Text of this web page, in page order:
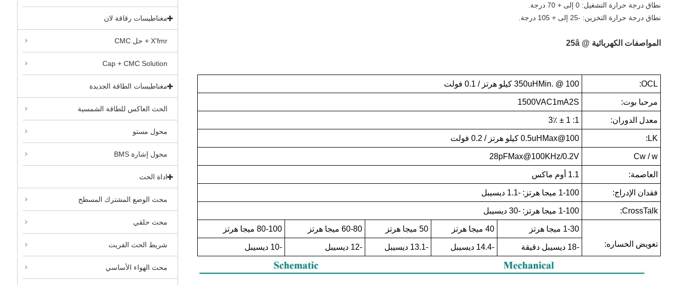
مغناطيسات رقاقة لان
X'fmr + حل CMC
Cap + CMC Solution
مغناطيسات الطاقة الجديدة
الحث العاكس للطاقة الشمسية
محول مستو
محول إشارة BMS
اداة الحث
محث الوضع المشترك المسطح
محث حلقي
شريط الحث الفريت
محث الهواء الأساسي
نطاق درجة حرارة التشغيل: 0 إلى + 70 درجة.
نطاق درجة حرارة التخزين: -25 إلى + 105 درجة.
المواصفات الكهربائية @ 25â
OCL: 350uHMin. @ 100 كيلو هرتز / 0.1 فولت
مرحبا بوت: 1500VAC1mA2S
معدل الدوران: 1: 1 ± 3٪
LK: 0.5uHMax@100 كيلو هرتز / 0.2 فولت
Cw / w
28pFMax@100KHz/0.2V
العاصمة: 1.1 أوم ماكس
فقدان الإدراج: 1-100 ميجا هرتز: -1.1 ديسيبل
CrossTalk: 1-100 ميجا هرتز: -30 ديسيبل
تعويض الخساره:
1-30 ميجا هرتز 40 ميجا هرتز 50 ميجا هرتز 60-80 ميجا هرتز 80-100 ميجا هرتز
-18 ديسيبل دقيقة -14.4 ديسيبل -13.1 ديسيبل -12 ديسيبل -10 ديسيبل